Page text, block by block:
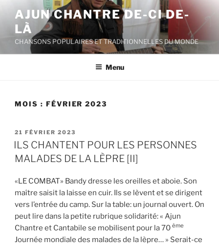
contenu
principal
AJUN CHANTRE DE-CI DE-
LÀ
CHANSONS POPULAIRES ET TRADITIONNELLES DU MONDE
Menu
MOIS : FÉVRIER 2023
PUBLIÉ
LE
21 FÉVRIER 2023
ILS CHANTENT POUR LES PERSONNES
MALADES DE LA LÈPRE [II]
«LE COMBAT» Bandy dresse les oreilles et aboie. Son
maître saisit la laisse en cuir. Ils se lèvent et se dirigent
vers l’entrée du camp. Sur la table: un journal ouvert. On
peut lire dans la petite rubrique solidarité: « Ajun
Chantre et Cantabile se mobilisent pour la 70 ème
Journée mondiale des malades de la lèpre… » Serait-ce